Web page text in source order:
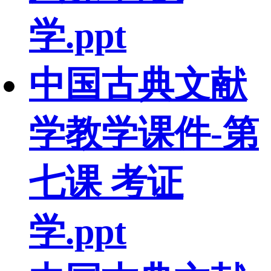
学.ppt
中国古典文献
学教学课件-第
七课 考证
学.ppt